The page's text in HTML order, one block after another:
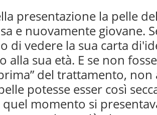
presentazione la pelle
e nuovamente giovane.
di vedere la sua carta
alla sua età. E se non
del trattamento,
potesse esser così
quel momento si